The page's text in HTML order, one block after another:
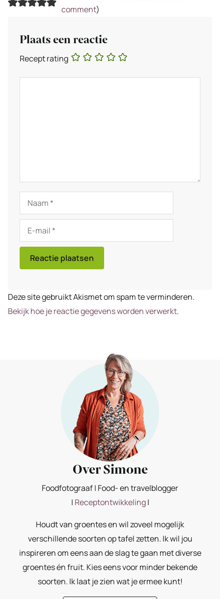
comment)
Plaats een reactie
Recept rating
Naam
mail
Deze site gebruikt Akismet om spam te verminderen.
Bekijk hoe je reactie gegevens worden verwerkt.
Over Simone
Foodfotograaf | Food- en travelblogger
| Receptontwikkeling|
Houdt van groentes en wil zoveel mogelijk
verschillende soorten op tafel zetten. Ik wil jou
inspireren om eens aan de slag te gaan met diverse
groentes én fruit. Kies eens voor minder bekende
soorten. Ik laat je zien wat je ermee kunt!